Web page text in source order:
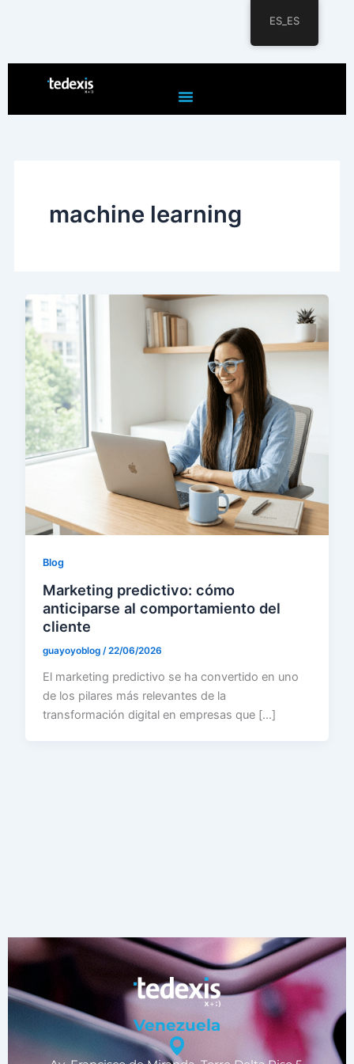
machine learning
Blog
Marketing predictivo: cómo
anticiparse al comportamiento del
cliente
guayoyoblog /22/06/2026
El marketing predictivo se ha convertido en uno
de los pilares más relevantes de la
transformación digital en empresas que […]
Venezuela
ES_ES